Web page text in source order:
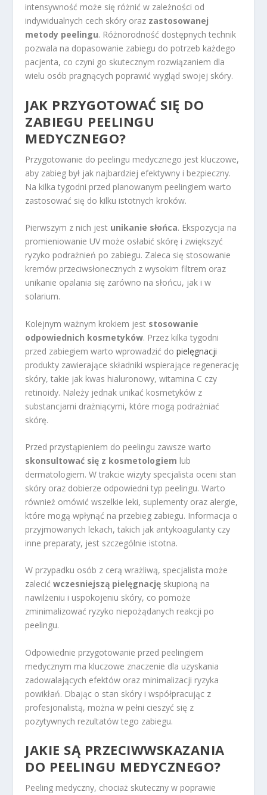
intensywność może się różnić w zależności od
indywidualnych cech skóry oraz zastosowanej
metody peelingu. Różnorodność dostępnych technik
pozwala na dopasowanie zabiegu do potrzeb każdego
pacjenta, co czyni go skutecznym rozwiązaniem dla
wielu osób pragnących poprawić wygląd swojej skóry.
JAK PRZYGOTOWAĆ SIĘ DO
ZABIEGU PEELINGU
MEDYCZNEGO?
Przygotowanie do peelingu medycznego jest kluczowe,
aby zabieg był jak najbardziej efektywny i bezpieczny.
Na kilka tygodni przed planowanym peelingiem warto
zastosować się do kilku istotnych kroków.
Pierwszym z nich jest unikanie słońca. Ekspozycja na
promieniowanie UV może osłabić skórę i zwiększyć
ryzyko podrażnień po zabiegu. Zaleca się stosowanie
kremów przeciwsłonecznych z wysokim filtrem oraz
unikanie opalania się zarówno na słońcu, jak i w
solarium.
Kolejnym ważnym krokiem jest stosowanie
odpowiednich kosmetyków. Przez kilka tygodni
przed zabiegiem warto wprowadzić dopielęgnacji
produkty zawierające składniki wspierające regenerację
skóry, takie jak kwas hialuronowy, witamina C czy
retinoidy. Należy jednak unikać kosmetyków z
substancjami drażniącymi, które mogą podrażniać
skórę.
Przed przystąpieniem do peelingu zawsze warto
skonsultować się z kosmetologiem lub
dermatologiem. W trakcie wizyty specjalista oceni stan
skóry oraz dobierze odpowiedni typ peelingu. Warto
również omówić wszelkie leki, suplementy oraz alergie,
które mogą wpłynąć na przebieg zabiegu. Informacja o
przyjmowanych lekach, takich jak antykoagulanty czy
inne preparaty, jest szczególnie istotna.
W przypadku osób z cerą wrażliwą, specjalista może
zalecićwczesniejszą pielęgnację skupioną na
nawilżeniu i uspokojeniu skóry, co pomoże
zminimalizować ryzyko niepożądanych reakcji po
peelingu.
Odpowiednie przygotowanie przed peelingiem
medycznym ma kluczowe znaczenie dla uzyskania
zadowalających efektów oraz minimalizacji ryzyka
powikłań. Dbając o stan skóry i współpracując z
profesjonalistą, można w pełni cieszyć się z
pozytywnych rezultatów tego zabiegu.
JAKIE SĄ PRZECIWWSKAZANIA
DO PEELINGU MEDYCZNEGO?
Peeling medyczny, chociaż skuteczny w poprawie